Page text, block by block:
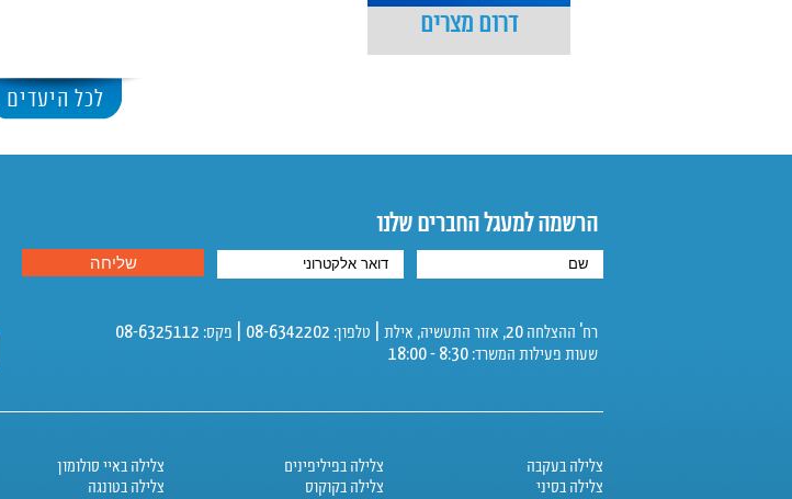
דרום מצרים
לכל היעדים
הרשמה למעגל החברים שלנו
רח' ההצלחה 20, אזור התעשיה, אילת | טלפון: 08-6342202 | פקס: 08-6325112
שעות פעילות המשרד: 8:30 - 18:00
צלילה בעקבה
צלילה בסיני
צלילה בפיליפינים
צלילה בקוקוס
צלילה באיי סולומון
צלילה בטונגה